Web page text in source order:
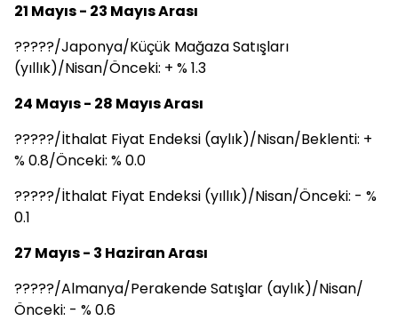
21 Mayıs - 23 Mayıs Arası
?????/Japonya/Küçük Mağaza Satışları
(yıllık)/Nisan/Önceki: + % 1.3
24 Mayıs - 28 Mayıs Arası
?????/İthalat Fiyat Endeksi (aylık)/Nisan/Beklenti: +
% 0.8/Önceki: % 0.0
?????/İthalat Fiyat Endeksi (yıllık)/Nisan/Önceki: - %
0.1
27 Mayıs - 3 Haziran Arası
?????/Almanya/Perakende Satışlar (aylık)/Nisan/
Önceki: - % 0.6